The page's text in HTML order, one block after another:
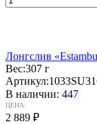
Лонгслив
Вес:307 г
Артикул:
В наличии: 447
ЦЕНА:
2 889 ₽